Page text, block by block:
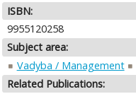
ISBN:
9955120258
Subject area:
Vadyba / Management
Related Publications: